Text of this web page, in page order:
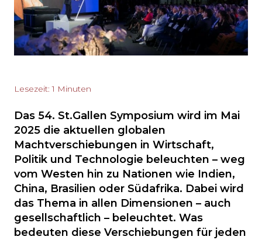
Lesezeit: 1 Minuten
Das 54. St.Gallen Symposium wird im Mai
2025 die aktuellen globalen
Machtverschiebungen in Wirtschaft,
Politik und Technologie beleuchten – weg
vom Westen hin zu Nationen wie Indien,
China, Brasilien oder Südafrika. Dabei wird
das Thema in allen Dimensionen – auch
gesellschaftlich – beleuchtet. Was
bedeuten diese Verschiebungen für jeden